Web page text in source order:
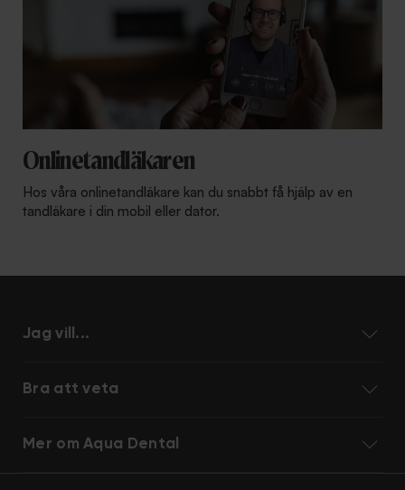
Onlinetandläkaren
Hos våra onlinetandläkare kan du snabbt få hjälp av en
tandläkare i din mobil eller dator.
Jag vill...
Bra att veta
Mer om Aqua Dental